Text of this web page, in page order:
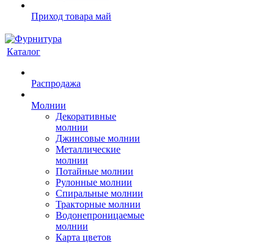
Приход товара май
Каталог
Распродажа
Молнии
Декоративные
молнии
Джинсовые молнии
Металлические
молнии
Потайные молнии
Рулонные молнии
Спиральные молнии
Тракторные молнии
Водонепроницаемые
молнии
Карта цветов